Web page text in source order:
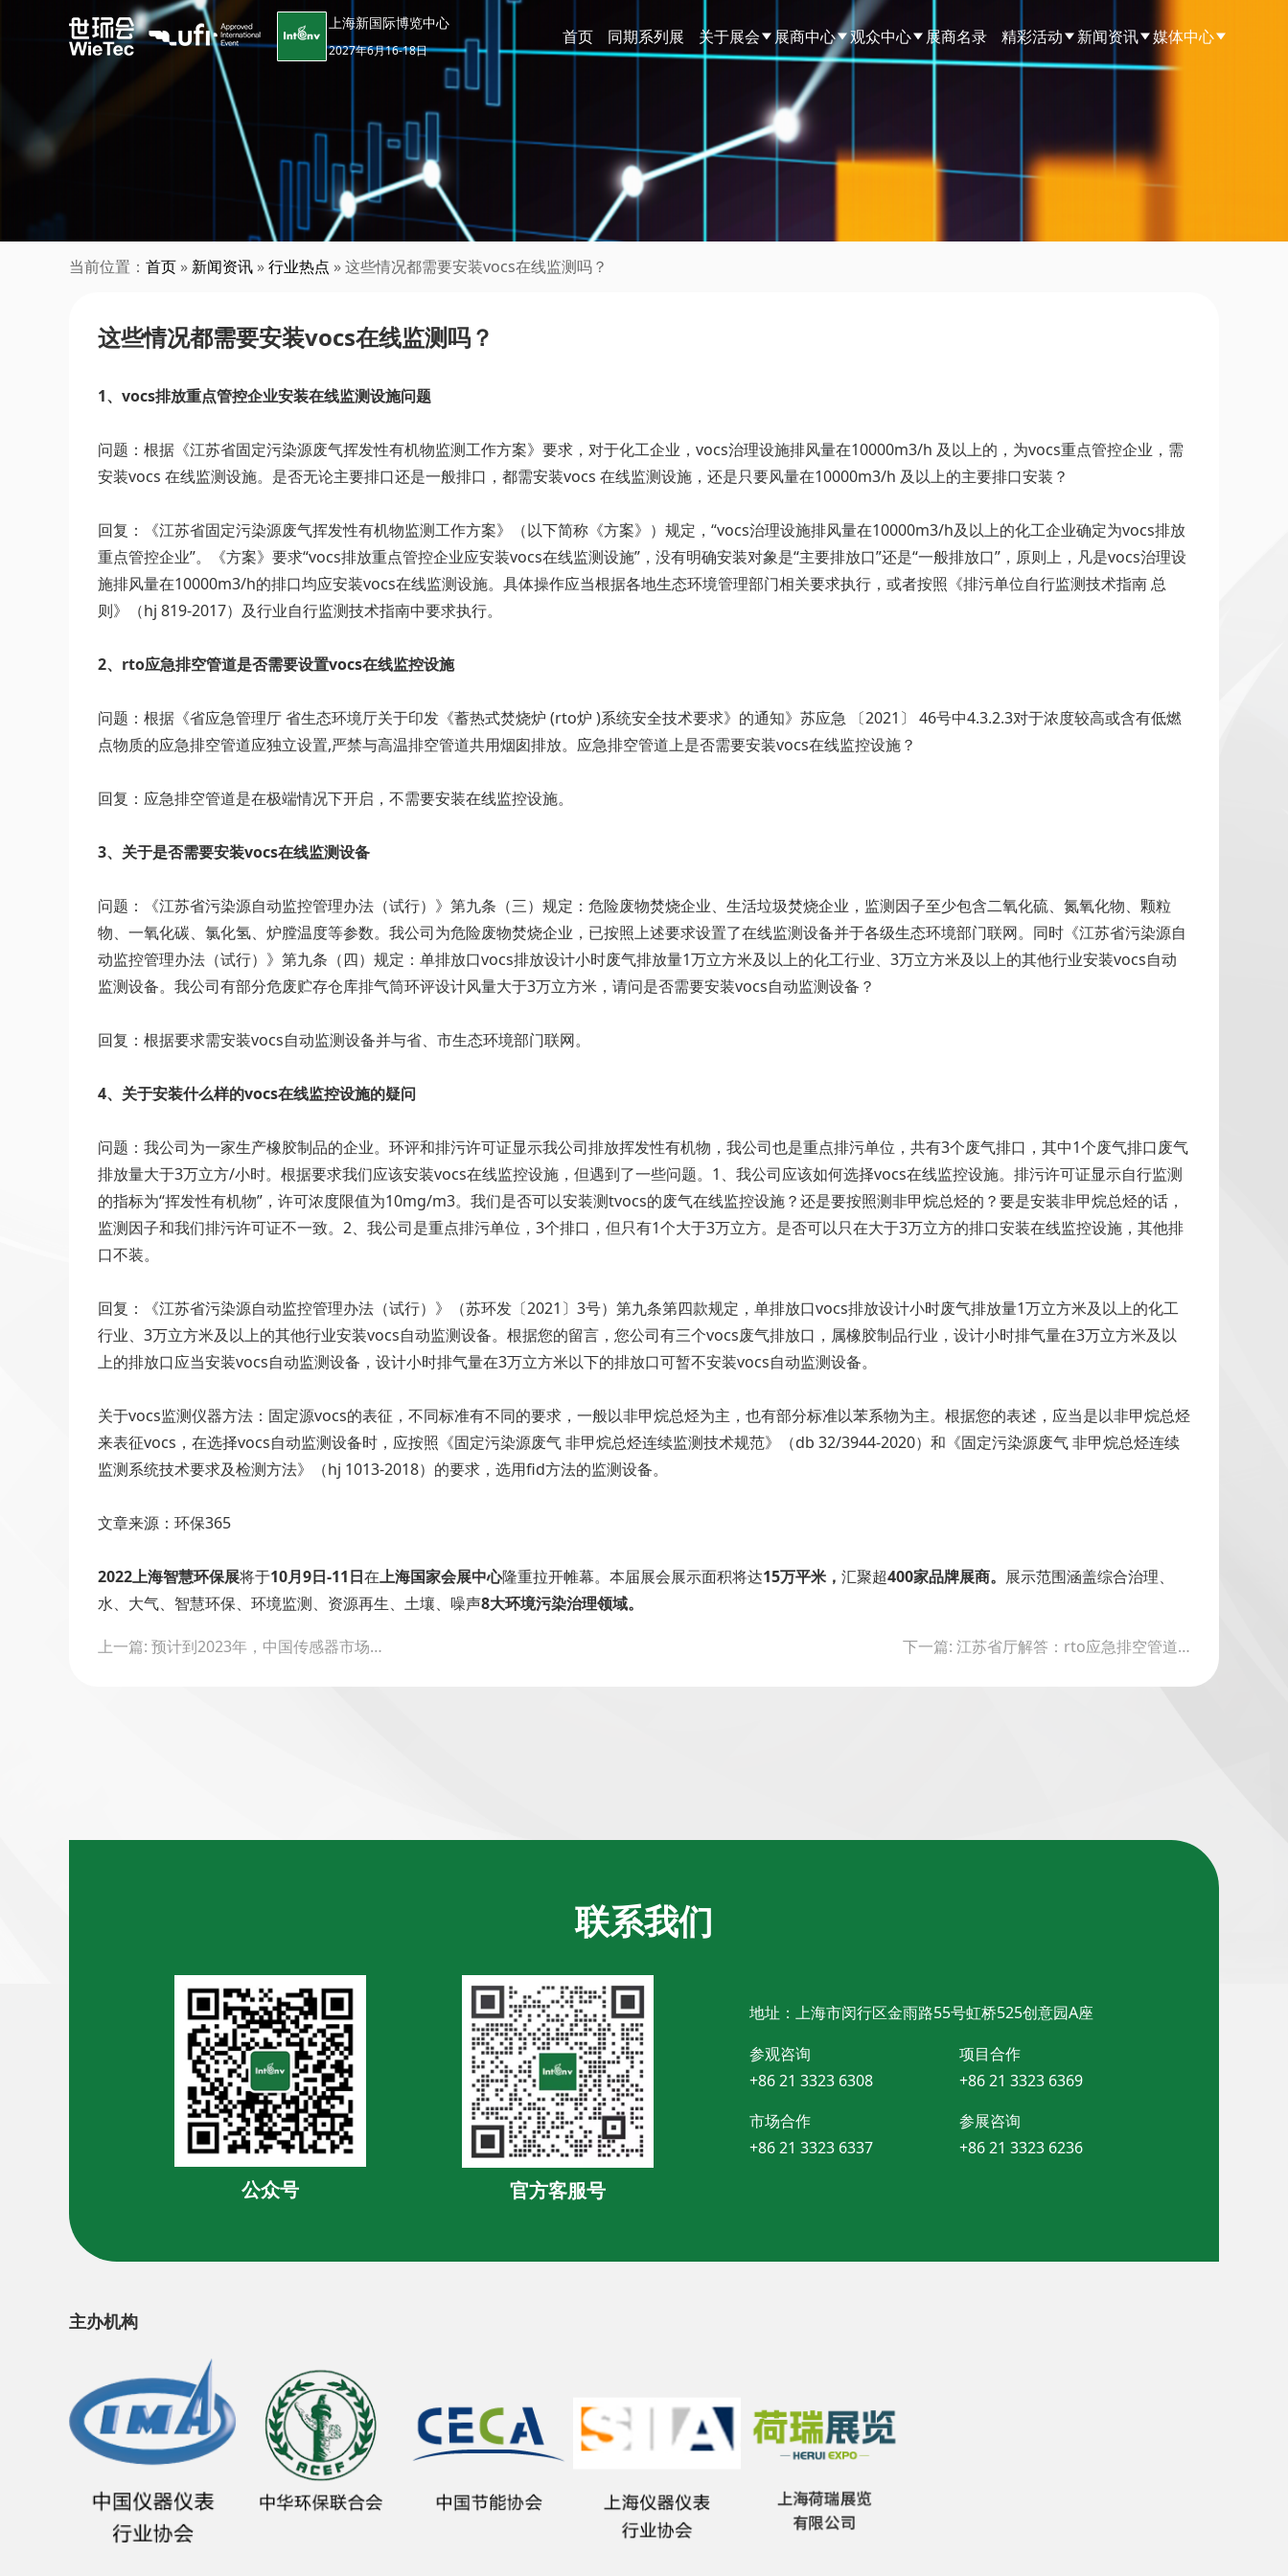
上海新国际博览中心
2027年6月16-18日
首页 同期系列展 关于展会 展商中心 观众中心 展商名录 精彩活动 新闻资讯 媒体中心
当前位置： 首页 » 新闻资讯 »行业热点 » 这些情况都需要安装vocs在线监测吗？
这些情况都需要安装vocs在线监测吗？
1、vocs排放重点管控企业安装在线监测设施问题
问题：根据《江苏省固定污染源废气挥发性有机物监测工作方案》要求，对于化工企业，vocs治理设施排风量在10000m3/h 及以上的，为vocs重点管控企业，需
安装vocs 在线监测设施。是否无论主要排口还是一般排口，都需安装vocs 在线监测设施，还是只要风量在10000m3/h 及以上的主要排口安装？
回复：《江苏省固定污染源废气挥发性有机物监测工作方案》（以下简称《方案》）规定，“vocs治理设施排风量在10000m3/h及以上的化工企业确定为vocs排放
重点管控企业”。《方案》要求“vocs排放重点管控企业应安装vocs在线监测设施”，没有明确安装对象是“主要排放口”还是“一般排放口”，原则上，凡是vocs治理设
施排风量在10000m3/h的排口均应安装vocs在线监测设施。具体操作应当根据各地生态环境管理部门相关要求执行，或者按照《排污单位自行监测技术指南 总
则》（hj 819-2017）及行业自行监测技术指南中要求执行。
2、rto应急排空管道是否需要设置vocs在线监控设施
问题：根据《省应急管理厅 省生态环境厅关于印发《蓄热式焚烧炉 (rto炉 )系统安全技术要求》的通知》苏应急 〔2021〕 46号中4.3.2.3对于浓度较高或含有低燃
点物质的应急排空管道应独立设置,严禁与高温排空管道共用烟囱排放。应急排空管道上是否需要安装vocs在线监控设施？
回复：应急排空管道是在极端情况下开启，不需要安装在线监控设施。
3、关于是否需要安装vocs在线监测设备
问题：《江苏省污染源自动监控管理办法（试行）》第九条（三）规定：危险废物焚烧企业、生活垃圾焚烧企业，监测因子至少包含二氧化硫、氮氧化物、颗粒
物、一氧化碳、氯化氢、炉膛温度等参数。我公司为危险废物焚烧企业，已按照上述要求设置了在线监测设备并于各级生态环境部门联网。同时《江苏省污染源自
动监控管理办法（试行）》第九条（四）规定：单排放口vocs排放设计小时废气排放量1万立方米及以上的化工行业、3万立方米及以上的其他行业安装vocs自动
监测设备。我公司有部分危废贮存仓库排气筒环评设计风量大于3万立方米，请问是否需要安装vocs自动监测设备？
回复：根据要求需安装vocs自动监测设备并与省、市生态环境部门联网。
4、关于安装什么样的vocs在线监控设施的疑问
问题：我公司为一家生产橡胶制品的企业。环评和排污许可证显示我公司排放挥发性有机物，我公司也是重点排污单位，共有3个废气排口，其中1个废气排口废气
排放量大于3万立方/小时。根据要求我们应该安装vocs在线监控设施，但遇到了一些问题。1、我公司应该如何选择vocs在线监控设施。排污许可证显示自行监测
的指标为“挥发性有机物”，许可浓度限值为10mg/m3。我们是否可以安装测tvocs的废气在线监控设施？还是要按照测非甲烷总烃的？要是安装非甲烷总烃的话，
监测因子和我们排污许可证不一致。2、我公司是重点排污单位，3个排口，但只有1个大于3万立方。是否可以只在大于3万立方的排口安装在线监控设施，其他排
口不装。
回复：《江苏省污染源自动监控管理办法（试行）》（苏环发〔2021〕3号）第九条第四款规定，单排放口vocs排放设计小时废气排放量1万立方米及以上的化工
行业、3万立方米及以上的其他行业安装vocs自动监测设备。根据您的留言，您公司有三个vocs废气排放口，属橡胶制品行业，设计小时排气量在3万立方米及以
上的排放口应当安装vocs自动监测设备，设计小时排气量在3万立方米以下的排放口可暂不安装vocs自动监测设备。
关于vocs监测仪器方法：固定源vocs的表征，不同标准有不同的要求，一般以非甲烷总烃为主，也有部分标准以苯系物为主。根据您的表述，应当是以非甲烷总烃
来表征vocs，在选择vocs自动监测设备时，应按照《固定污染源废气 非甲烷总烃连续监测技术规范》（db 32/3944-2020）和《固定污染源废气 非甲烷总烃连续
监测系统技术要求及检测方法》（hj 1013-2018）的要求，选用fid方法的监测设备。
文章来源：环保365
2022上海智慧环保展将于10月9日-11日在上海国家会展中心隆重拉开帷幕。本届展会展示面积将达15万平米， 汇聚超400家品牌展商。 展示范围涵盖综合治理、
水、大气、智慧环保、环境监测、资源再生、土壤、噪声8大环境污染治理领域。
navigation
上一篇: 预计到2023年，中国传感器市场规模将突破3800亿元 下一篇: 江苏省厅解答：rto应急排空管道是否需要设置vocs在线监控设施等问题
联系我们
公众号 官方客服号
地址：上海市闵行区金雨路55号虹桥525创意园A座
参观咨询
+86 21 3323 6308
项目合作
+86 21 3323 6369
市场合作
+86 21 3323 6337
参展咨询
+86 21 3323 6236
主办机构